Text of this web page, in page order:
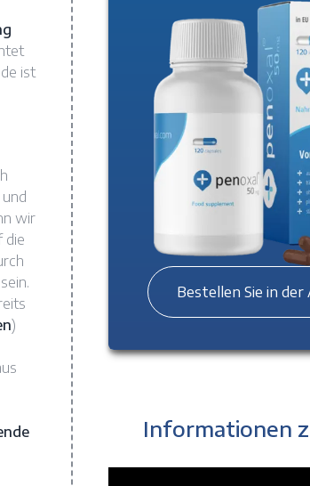
ist
wir
die
)
Bestellen Sie in
Informationen